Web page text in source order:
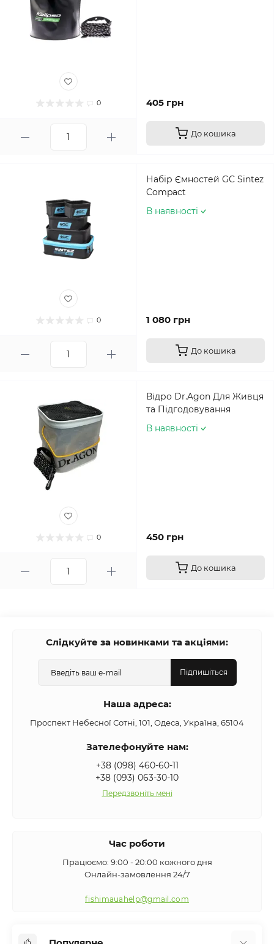
0 405 грн
До кошика
0
Набір Ємностей GC Sintez
Compact
В наявності
1 080 грн
До кошика
0
Відро Dr.Agon Для Живця
та Підгодовування
В наявності
450 грн
До кошика
Слідкуйте за новинками та акціями:
Підпишіться
Наша адреса:
Проспект Небесної Сотні, 101, Одеса, Україна, 65104
Зателефонуйте нам:
+38 (098) 460-60-11
+38 (093) 063-30-10
Передзвоніть мені
Час роботи
Працюємо: 9:00 - 20:00 кожного дня
Онлайн-замовлення 24/7
fishimauahelp@gmail.com